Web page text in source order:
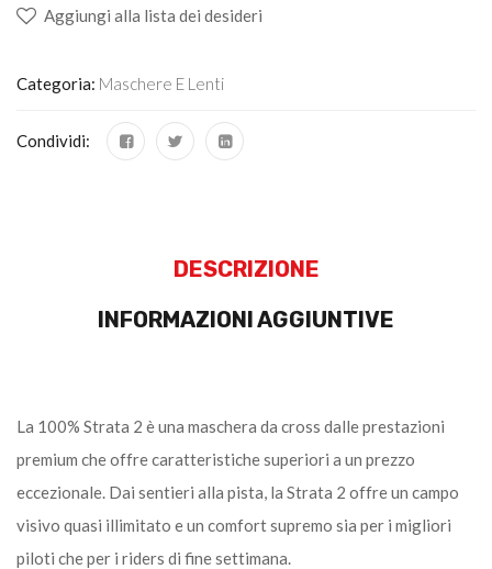
Aggiungi alla lista dei desideri
Categoria: Maschere E Lenti
Condividi:
DESCRIZIONE
INFORMAZIONI AGGIUNTIVE
La 100% Strata 2 è una maschera da cross dalle prestazioni
premium che offre caratteristiche superiori a un prezzo
eccezionale. Dai sentieri alla pista, la Strata 2 offre un campo
visivo quasi illimitato e un comfort supremo sia per i migliori
piloti che per i riders di fine settimana.